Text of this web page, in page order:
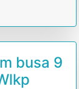
busa 9